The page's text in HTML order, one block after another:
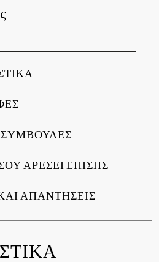
ΣΥΜΒΟΥΛΕΣ
ΑΡΕΣΕΙ ΕΠΙΣΗΣ
ΑΠΑΝΤΗΣΕΙΣ